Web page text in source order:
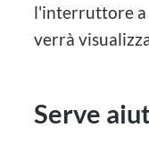
l'interruttore a
verrà
Serve